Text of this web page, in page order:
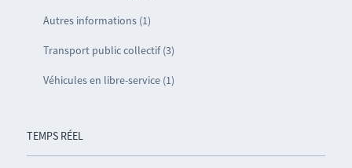
Autres informations (1)
Transport public collectif (3)
Véhicules en libre-service (1)
TEMPS RÉEL